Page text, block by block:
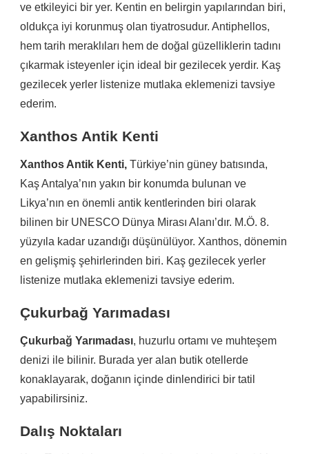
ve etkileyici bir yer. Kentin en belirgin yapılarından biri,
oldukça iyi korunmuş olan tiyatrosudur. Antiphellos,
hem tarih meraklıları hem de doğal güzelliklerin tadını
çıkarmak isteyenler için ideal bir gezilecek yerdir. Kaş
gezilecek yerler listenize mutlaka eklemenizi tavsiye
ederim.
Xanthos Antik Kenti
Xanthos Antik Kenti, Türkiye’nin güney batısında,
Kaş Antalya’nın yakın bir konumda bulunan ve
Likya’nın en önemli antik kentlerinden biri olarak
bilinen bir UNESCO Dünya Mirası Alanı’dır. M.Ö. 8.
yüzyıla kadar uzandığı düşünülüyor. Xanthos, dönemin
en gelişmiş şehirlerinden biri. Kaş gezilecek yerler
listenize mutlaka eklemenizi tavsiye ederim.
Çukurbağ Yarımadası
Çukurbağ Yarımadası, huzurlu ortamı ve muhteşem
denizi ile bilinir. Burada yer alan butik otellerde
konaklayarak, doğanın içinde dinlendirici bir tatil
yapabilirsiniz.
Dalış Noktaları